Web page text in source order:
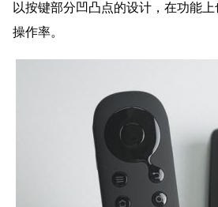
以按键部分凹凸点的设计，在功能
操作率。